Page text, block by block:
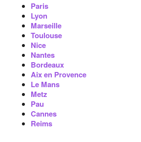
Paris
Lyon
Marseille
Toulouse
Nice
Nantes
Bordeaux
Aix en Provence
Le Mans
Metz
Pau
Cannes
Reims